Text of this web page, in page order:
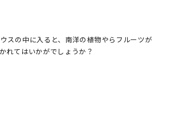
スの中に入ると、南洋の植物やらフルーツが
れてはいかがでしょうか？